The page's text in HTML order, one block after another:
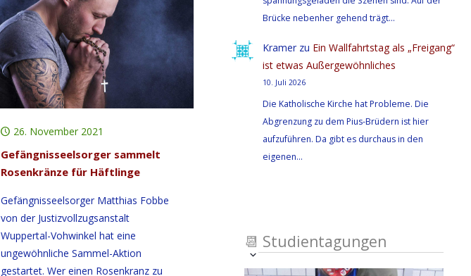
26. November 2021
Gefängnisseelsorger sammelt
Rosenkränze für Häftlinge
Gefängnisseelsorger Matthias Fobbe
von der Justizvollzugsanstalt
Wuppertal-Vohwinkel hat eine
ungewöhnliche Sammel-Aktion
gestartet. Wer einen Rosenkranz zu
Brücke nebenher gehend trägt…
Kramerzu Ein Wallfahrtstag als „Freigang“
ist etwas Außergewöhnliches
10. Juli 2026
Die Katholische Kirche hat Probleme. Die
Abgrenzung zu dem Pius-Brüdern ist hier
aufzuführen. Da gibt es durchaus in den
eigenen…
📆 Studientagungen
Ansichten-
Veranstaltung